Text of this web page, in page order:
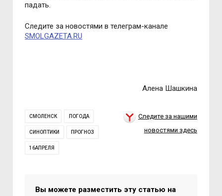
падать.
Следите за новостями в телеграм-канале
SMOLGAZETA.RU
Алена Шашкина
СМОЛЕНСК ПОГОДА
СИНОПТИКИ ПРОГНОЗ
16АПРЕЛЯ
Следите за нашими
новостями здесь
Вы можете разместить эту статью на